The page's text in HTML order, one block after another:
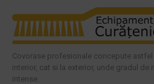
Covorase profesionale concepute
interior, cat si la exterior, unde gradul de
intense.